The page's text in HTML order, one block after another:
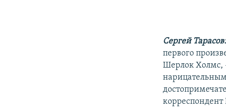
Сергей
первого
Шерлок Холмс,